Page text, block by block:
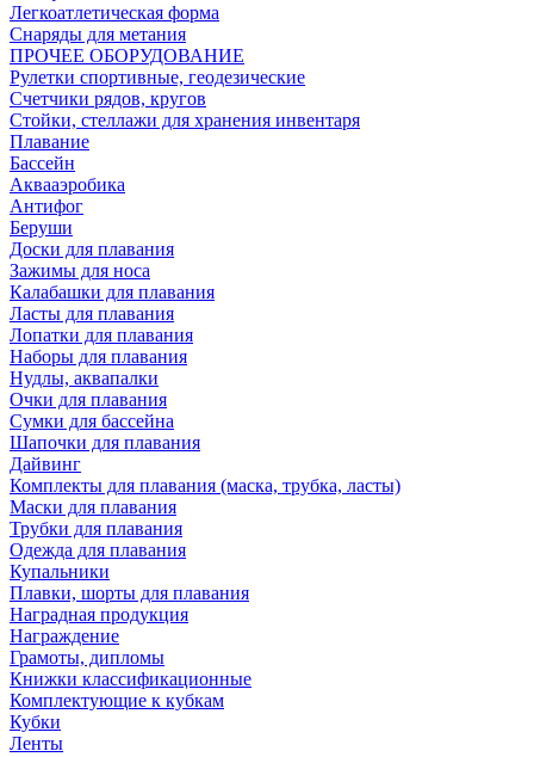
Легкоатлетическая форма
Снаряды для метания
ПРОЧЕЕ ОБОРУДОВАНИЕ
Рулетки спортивные, геодезические
Счетчики рядов, кругов
Стойки, стеллажи для хранения инвентаря
Плавание
Бассейн
Аквааэробика
Антифог
Беруши
Доски для плавания
Зажимы для носа
Калабашки для плавания
Ласты для плавания
Лопатки для плавания
Наборы для плавания
Нудлы, аквапалки
Очки для плавания
Сумки для бассейна
Шапочки для плавания
Дайвинг
Комплекты для плавания (маска, трубка, ласты)
Маски для плавания
Трубки для плавания
Одежда для плавания
Купальники
Плавки, шорты для плавания
Наградная продукция
Награждение
Грамоты, дипломы
Книжки классификационные
Комплектующие к кубкам
Кубки
Ленты